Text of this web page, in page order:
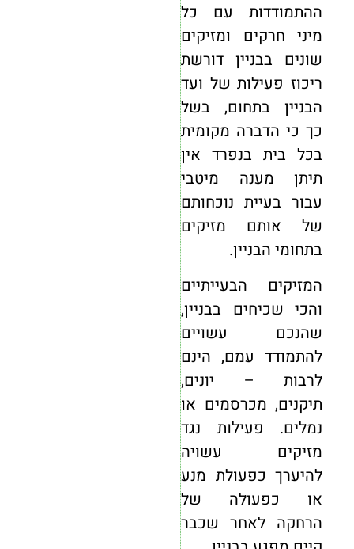
ההתמודדות עם כל
מיני חרקים ומזיקים
שונים בבניין דורשת
ריכוז פעילות של ועד
הבניין בתחום, בשל
כך כי הדברה מקומית
בכל בית בנפרד אין
תיתן מענה מיטבי
עבור בעיית נוכחותם
של אותם מזיקים
בתחומי הבניין.
המזיקים הבעייתיים
והכי שכיחים בבניין,
שהנכם עשויים
להתמודד עמם, הינם
לרבות – יונים,
תיקנים, מכרסמים או
נמלים. פעילות נגד
מזיקים עשויה
להיערך כפעולת מנע
או כפעולה של
הרחקה לאחר שכבר